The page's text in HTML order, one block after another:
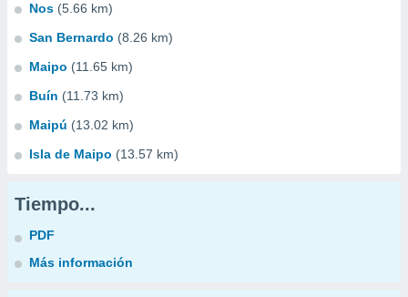
Nos (5.66 km)
San Bernardo (8.26 km)
Maipo (11.65 km)
Buín (11.73 km)
Maipú (13.02 km)
Isla de Maipo (13.57 km)
Tiempo...
PDF
Más información